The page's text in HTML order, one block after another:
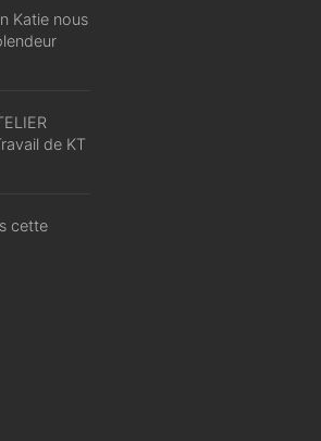
Katie nous
de KT
cette